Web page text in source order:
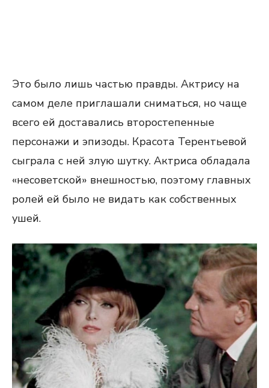
Это было лишь частью правды. Актрису на
самом деле приглашали сниматься, но чаще
всего ей доставались второстепенные
персонажи и эпизоды. Красота Терентьевой
сыграла с ней злую шутку. Актриса обладала
«несоветской» внешностью, поэтому главных
ролей ей было не видать как собственных
ушей.